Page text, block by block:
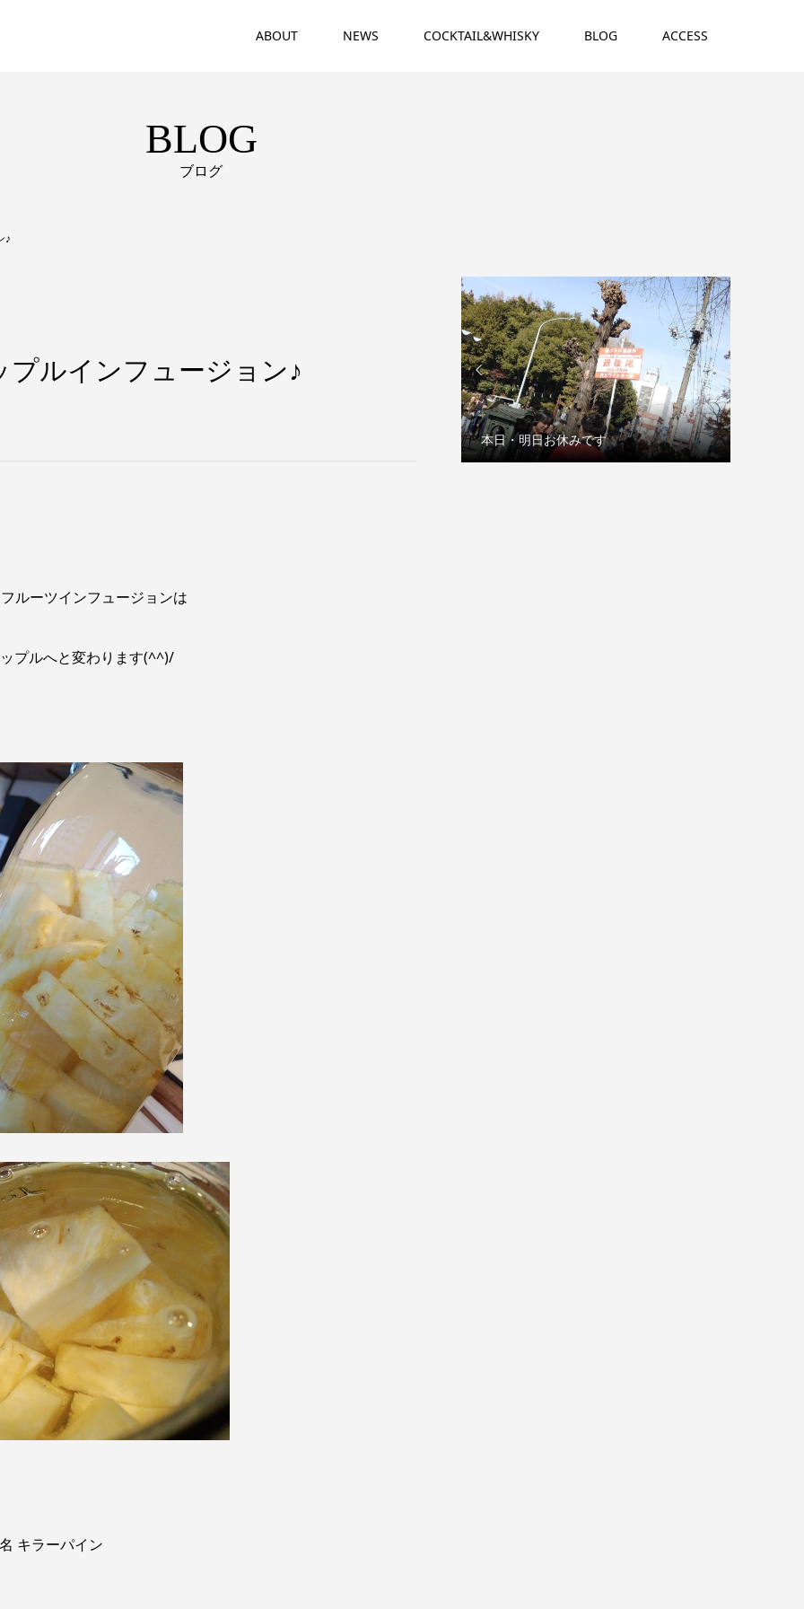
ABOUT NEWS COCKTAIL&WHISKY BLOG ACCESS
BLOG
ブログ
♪
ルインフュージョン♪
ルーツインフュージョンは
プルへと変わります(^^)/
キラーパイン

本日・明日お休みです
